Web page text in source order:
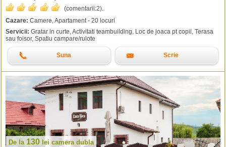
(comentarii:2).
Cazare: Camere, Apartament - 20 locuri
Servicii: Gratar in curte, Activitati teambuilding, Loc de joaca pt copii, Terasa
sau foisor, Spatiu campare/rulote
Suna Scrie
De la130 leicamera dubla